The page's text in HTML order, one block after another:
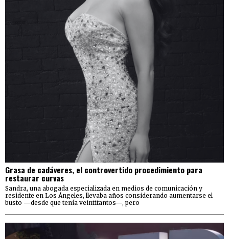
Grasa de cadáveres, el controvertido procedimiento para
restaurar curvas
Sandra, una abogada especializada en medios de comunicación y
residente en Los Ángeles, llevaba años considerando aumentarse el
busto —desde que tenía veintitantos—, pero